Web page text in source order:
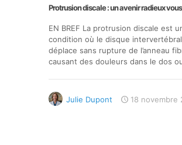
Protrusion discale : un avenir radieux
EN BREF La protrusion discale est
condition où le disque
déplace sans rupture de l’anneau
causant des douleurs dans le dos
Julie Dupont 18 novembre